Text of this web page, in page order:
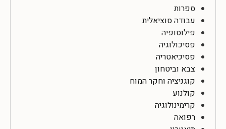
ספרות
עבודה סוציאלית
פילוסופיה
פסיכולוגיה
פסיכיאטריה
צבא וביטחון
קוגניציה וחקר המוח
קולנוע
קרימינולוגיה
רפואה